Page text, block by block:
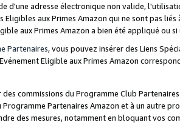
d'une adresse électronique non valide,
aux Primes Amazon qui ne sont pas
aux Primes Amazon a bien été appliqué ou
Partenaires, vous pouvez insérer des Liens
Eligible aux Primes Amazon
commissions du Programme Club
Partenaires Amazon et à un autre
des mesures, notamment en bloquant vos